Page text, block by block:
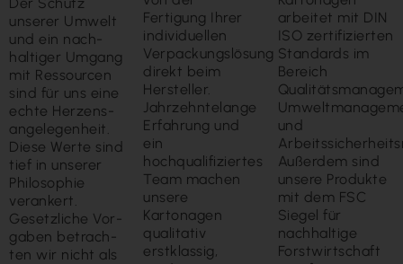
Der Schutz
unserer Um­welt
und ein nach­
haltiger Um­gang
mit Ressour­cen
sind für uns eine
echte Herzens­
ange­legen­heit.
Diese Werte sind
tief in unserer
Philo­sophie
veran­kert.
Gesetz­liche Vor­
gaben betrach­
ten wir nicht als
Fertigung Ihrer
individuellen
Verpackungslösung
direkt beim
Hersteller.
Jahrzehntelange
Erfahrung und
ein
hochqualifiziertes
Team machen
unsere
Kartonagen
qualitativ
erstklassig,
arbeitet mit DIN
ISO zertifizierten
Standards im
Bereich
und
Außerdem sind
unsere Produkte
mit dem FSC
Siegel für
nachhaltige
Forstwirtschaft